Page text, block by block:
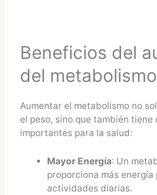
Beneficios del
del metabolismo
Aumentar el metabolismo no
el peso, sino que también
importantes para la salud:
Mayor Energía: Un
proporciona más energía
actividades diarias.